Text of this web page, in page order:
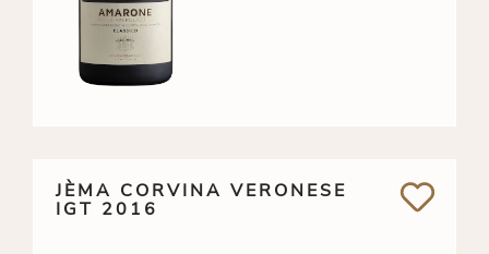
JÈMA CORVINA VERONESE
IGT 2016